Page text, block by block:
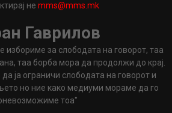
не mms@mms.mk
Гаврилов
избориме за слободата на говорот, таа
таа борба мора да продолжи до крај.
ја ограничи слободата на говорот и
но ние како медиуми мораме да го
тоа"